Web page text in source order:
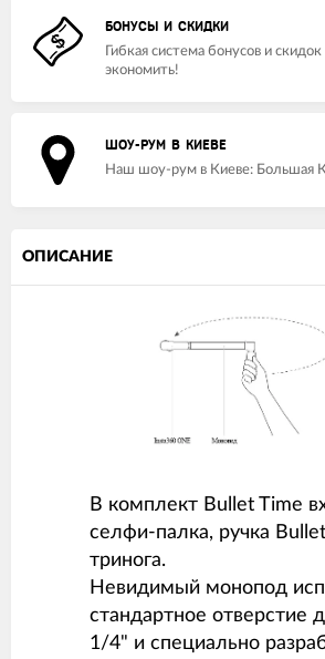
БОНУСЫ И СКИДКИ
Гибкая система бонусов и
экономить!
ШОУ-РУМ В КИЕВЕ
Наш шоу-рум в Киеве: Большая
ОПИСАНИЕ
В комплект Bullet Time
селфи-палка, ручка
тринога.
Невидимый монопод
стандартное отверстие
1/4" и специально